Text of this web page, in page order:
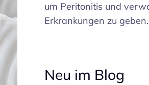
um Peritonitis und
Erkrankungen zu geben.
Neu im Blog